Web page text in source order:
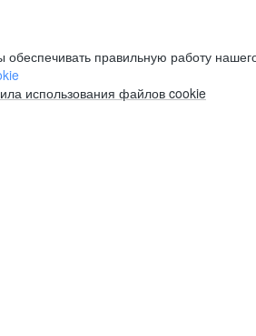
правильную работу
использования файлов cookie